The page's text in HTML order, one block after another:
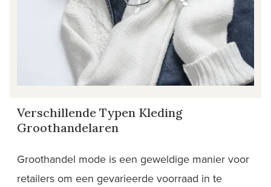
Verschillende Typen Kleding
Groothandelaren
Groothandel mode is een geweldige manier voor
retailers om een gevarieerde voorraad in te